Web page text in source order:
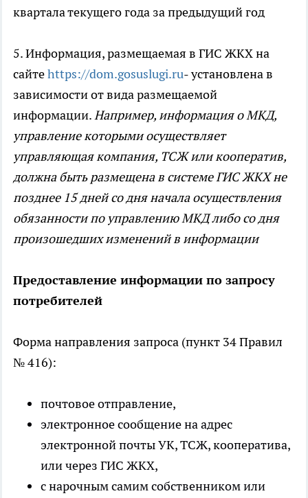
квартала текущего года за предыдущий год
5. Информация, размещаемая в ГИС ЖКХ на
сайтеhttps://dom.gosuslugi.ru- установлена в
зависимости от вида размещаемой
информации.Например, информация о МКД,
управление которыми осуществляет
управляющая компания, ТСЖ или кооператив,
должна быть размещена в системе ГИС ЖКХ не
позднее 15 дней со дня начала осуществления
обязанности по управлению МКД либо со дня
произошедших изменений в информации
Предоставление информации по запросу
потребителей
Форма направления запроса (пункт 34 Правил
№ 416):
почтовое отправление,
электронное сообщение на адрес
электронной почты УК, ТСЖ, кооператива,
или через ГИС ЖКХ,
с нарочным самим собственником или